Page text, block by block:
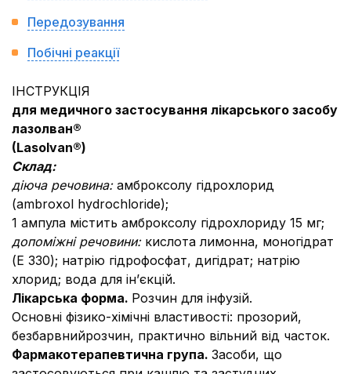
Передозування
Побічні реакції
ІНСТРУКЦІЯ
для медичного застосування лікарського засобу
лазолван®
(Lasolvan®)
Склад:
діюча речовина: амброксолу гідрохлорид
(ambroxol hydrochloride);
1 ампула містить амброксолу гідрохлориду 15 мг;
допоміжні речовини: кислота лимонна, моногідрат
(E 330); натрію гідрофосфат, дигідрат; натрію
хлорид; вода для ін’єкцій.
Лікарська форма. Розчин для інфузій.
Основні фізико-хімічні властивості: прозорий,
безбарвнийрозчин, практично вільний від часток.
Фармакотерапевтична група. Засоби, що